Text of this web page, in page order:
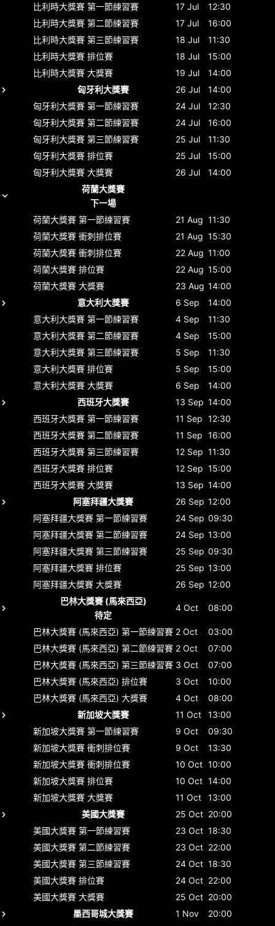
比利時大獎賽 第一節練習賽 17 Jul
12:30
比利時大獎賽 第二節練習賽 17 Jul
16:00
比利時大獎賽 第三節練習賽 18 Jul
11:30
比利時大獎賽 排位賽 18 Jul
15:00
比利時大獎賽 大獎賽 19 Jul
14:00
匈牙利大獎賽
26 Jul
14:00
匈牙利大獎賽 第一節練習賽 24 Jul
12:30
匈牙利大獎賽 第二節練習賽 24 Jul
16:00
匈牙利大獎賽 第三節練習賽 25 Jul
11:30
匈牙利大獎賽 排位賽 25 Jul
15:00
匈牙利大獎賽 大獎賽 26 Jul
14:00
荷蘭大獎賽
下一場
荷蘭大獎賽 第一節練習賽 21 Aug 11:30
荷蘭大獎賽 衝刺排位賽 21 Aug 15:30
荷蘭大獎賽 衝刺排位賽 22 Aug 11:00
荷蘭大獎賽 排位賽 22 Aug 15:00
荷蘭大獎賽 大獎賽 23 Aug 14:00
意大利大獎賽
6 Sep
14:00
意大利大獎賽 第一節練習賽 4 Sep
11:30
意大利大獎賽 第二節練習賽 4 Sep
15:00
意大利大獎賽 第三節練習賽 5 Sep
11:30
意大利大獎賽 排位賽 5 Sep
15:00
意大利大獎賽 大獎賽 6 Sep
14:00
西班牙大獎賽
13 Sep 14:00
西班牙大獎賽 第一節練習賽 11 Sep 12:30
西班牙大獎賽 第二節練習賽 11 Sep 16:00
西班牙大獎賽 第三節練習賽 12 Sep 11:30
西班牙大獎賽 排位賽 12 Sep 15:00
西班牙大獎賽 大獎賽 13 Sep 14:00
阿塞拜疆大獎賽
26 Sep 12:00
阿塞拜疆大獎賽 第一節練習賽 24 Sep 09:30
阿塞拜疆大獎賽 第二節練習賽 24 Sep 13:00
阿塞拜疆大獎賽 第三節練習賽 25 Sep 09:30
阿塞拜疆大獎賽 排位賽 25 Sep 13:00
阿塞拜疆大獎賽 大獎賽 26 Sep 12:00
巴林大獎賽 (馬來西亞)
待定
4 Oct 08:00
巴林大獎賽 (馬來西亞) 第一節練習賽 2 Oct
03:00
巴林大獎賽 (馬來西亞) 第二節練習賽 2 Oct
07:00
巴林大獎賽 (馬來西亞) 第三節練習賽 3 Oct
07:00
巴林大獎賽 (馬來西亞) 排位賽 3 Oct
10:00
巴林大獎賽 (馬來西亞) 大獎賽 4 Oct
08:00
新加坡大獎賽
11 Oct
13:00
新加坡大獎賽 第一節練習賽 9 Oct
09:30
新加坡大獎賽 衝刺排位賽 9 Oct
13:30
新加坡大獎賽 衝刺排位賽 10 Oct 10:00
新加坡大獎賽 排位賽 10 Oct 14:00
新加坡大獎賽 大獎賽 11 Oct
13:00
美國大獎賽
25 Oct 20:00
美國大獎賽 第一節練習賽 23 Oct 18:30
美國大獎賽 第二節練習賽 23 Oct 22:00
美國大獎賽 第三節練習賽 24 Oct 18:30
美國大獎賽 排位賽 24 Oct 22:00
美國大獎賽 大獎賽 25 Oct 20:00
墨西哥城大獎賽
1 Nov
20:00